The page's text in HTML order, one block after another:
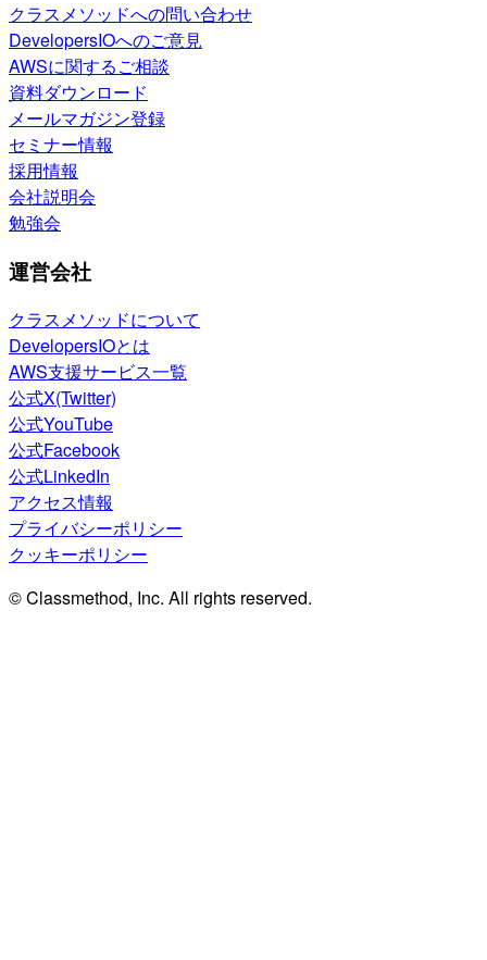
クラスメソッドへの問い合わせ
DevelopersIOへのご意見
AWSに関するご相談
資料ダウンロード
メールマガジン登録
セミナー情報
採用情報
会社説明会
勉強会
運営会社
クラスメソッドについて
DevelopersIOとは
AWS支援サービス一覧
公式X(Twitter)
公式YouTube
公式Facebook
公式LinkedIn
アクセス情報
プライバシーポリシー
クッキーポリシー
© Classmethod, Inc. All rights reserved.